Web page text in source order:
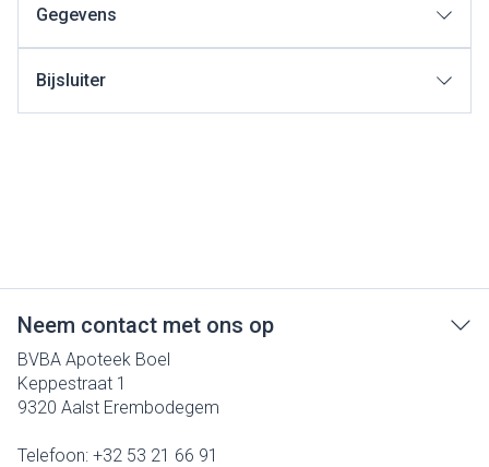
Gegevens
Bijsluiter
Neem contact met ons op
BVBA Apoteek Boel
Keppestraat 1
9320 Aalst Erembodegem
Telefoon: +32 53 21 66 91